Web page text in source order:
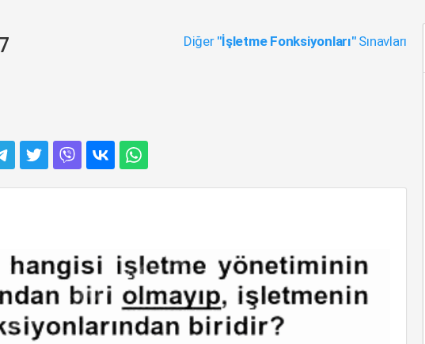
Diğer "İşletme Fonksiyonları"Sınavları